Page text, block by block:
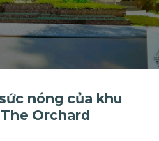
nóng của khu
Orchard